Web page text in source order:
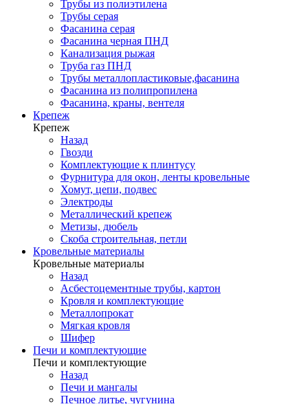
Трубы из полиэтилена
Трубы серая
Фасанина серая
Фасанина черная ПНД
Канализация рыжая
Труба газ ПНД
Трубы металлопластиковые,фасанина
Фасанина из полипропилена
Фасанина, краны, вентеля
Крепеж
Крепеж
Назад
Гвозди
Комплектующие к плинтусу
Фурнитура для окон, ленты кровельные
Хомут, цепи, подвес
Электроды
Металлический крепеж
Метизы, дюбель
Скоба строительная, петли
Кровельные материалы
Кровельные материалы
Назад
Асбестоцементные трубы, картон
Кровля и комплектующие
Металлопрокат
Мягкая кровля
Шифер
Печи и комплектующие
Печи и комплектующие
Назад
Печи и мангалы
Печное литье, чугунина